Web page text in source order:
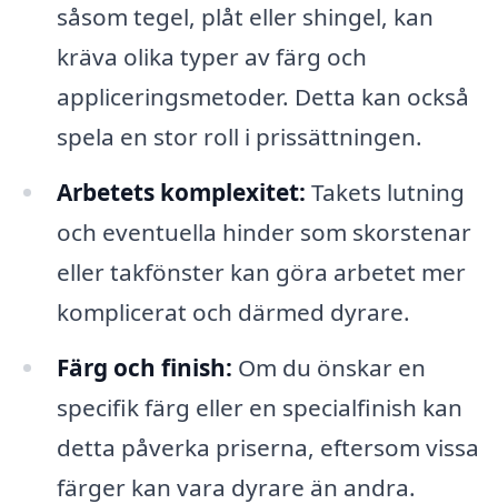
såsom tegel, plåt eller shingel, kan
kräva olika typer av färg och
appliceringsmetoder. Detta kan också
spela en stor roll i prissättningen.
Arbetets komplexitet: Takets lutning
och eventuella hinder som skorstenar
eller takfönster kan göra arbetet mer
komplicerat och därmed dyrare.
Färg och finish: Om du önskar en
specifik färg eller en specialfinish kan
detta påverka priserna, eftersom vissa
färger kan vara dyrare än andra.